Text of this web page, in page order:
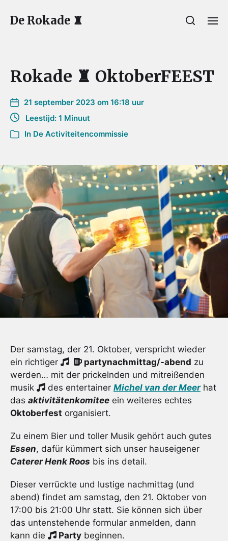
De Rokade ♜
Rokade ♜ OktoberFEEST
21 september 2023 om 16:18 uur
Leestijd: 1 Minuut
In De Activiteitencommissie
Der samstag, der 21. Oktober, verspricht wieder
ein richtiger
partynachmittag/-abend zu
werden… mit der prickelnden und mitreißenden
musik
des entertainer Michel van der Meerhat
das aktivitätenkomitee ein weiteres echtes
Oktoberfest organisiert.
Zu einem Bier und toller Musik gehört auch gutes
Essen, dafür kümmert sich unser hauseigener
Caterer Henk Roos bis ins detail.
Dieser verrückte und lustige nachmittag (und
abend) findet am samstag, den 21. Oktober von
17:00 bis 21:00 Uhr statt. Sie können sich über
das untenstehende formular anmelden, dann
kann die
Party beginnen.